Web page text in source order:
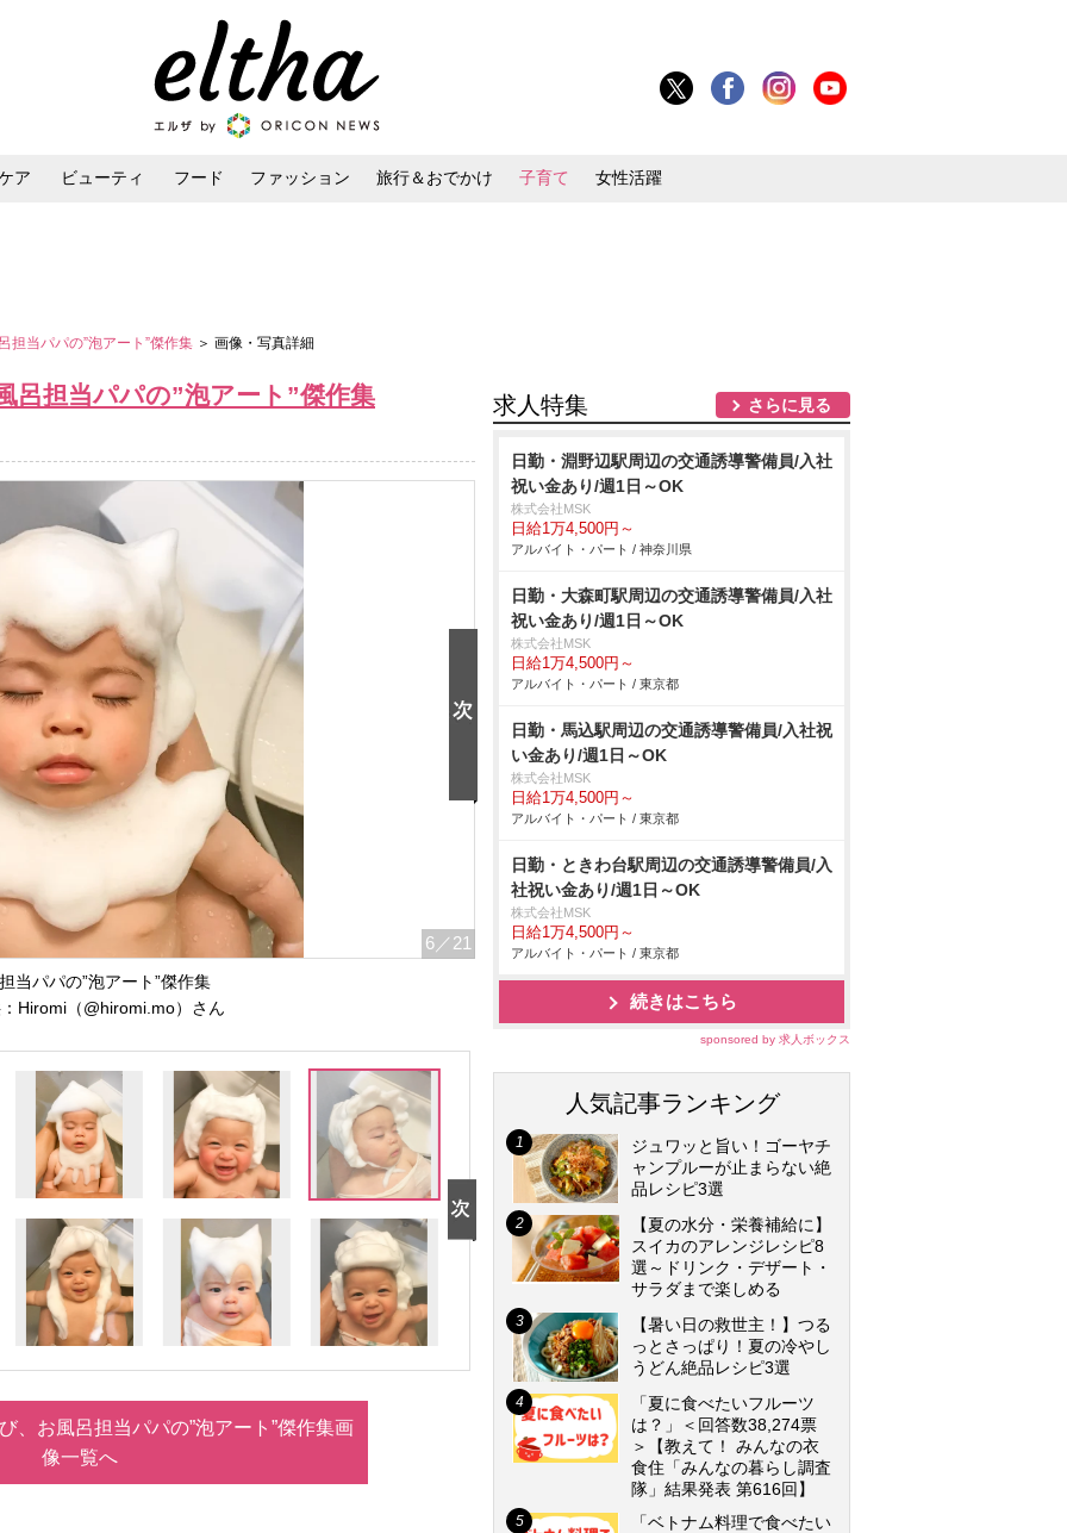
ア ビューティ フード ファッション 旅行＆おでかけ 子育て 女性活躍
担当パパの”泡アート”傑作集 ＞ 画像・写真詳細
呂担当パパの”泡アート”傑作集
6 ／21
当パパの”泡アート”傑作集
Hiromi（@hiromi.mo）さん
、お風呂担当パパの”泡アート”傑作集画
像一覧へ
求人特集 さらに見る
日勤・淵野辺駅周辺の交通誘導警備員/入社
祝い金あり/週1日～OK
株式会社MSK
日給1万4,500円～
アルバイト・パート / 神奈川県
日勤・大森町駅周辺の交通誘導警備員/入社
祝い金あり/週1日～OK
株式会社MSK
日給1万4,500円～
アルバイト・パート / 東京都
日勤・馬込駅周辺の交通誘導警備員/入社祝
い金あり/週1日～OK
株式会社MSK
日給1万4,500円～
アルバイト・パート / 東京都
日勤・ときわ台駅周辺の交通誘導警備員/入
社祝い金あり/週1日～OK
株式会社MSK
日給1万4,500円～
アルバイト・パート / 東京都
続きはこちら
sponsored by 求人ボックス
人気記事ランキング
ジュワッと旨い！ゴーヤチ
ャンプルーが止まらない絶
品レシピ3選
【夏の水分・栄養補給に】
スイカのアレンジレシピ8
選～ドリンク・デザート・
サラダまで楽しめる
【暑い日の救世主！】つる
っとさっぱり！夏の冷やし
うどん絶品レシピ3選
「夏に食べたいフルーツ
は？」＜回答数38,274票
＞【教えて！ みんなの衣
食住「みんなの暮らし調査
隊」結果発表 第616回】
「ベトナム料理で食べたい